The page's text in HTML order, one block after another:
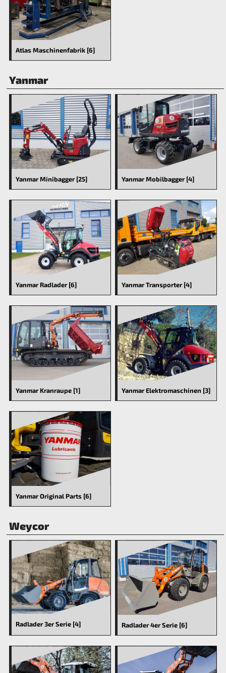
Atlas Maschinenfabrik [6]
Yanmar
Yanmar Minibagger [25] Yanmar Mobilbagger [4]
Yanmar Radlader [6] Yanmar Transporter [4]
Yanmar Kranraupe [1] Yanmar Elektromaschinen [3]
Yanmar Original Parts [6]
Weycor
Radlader 3er Serie [4] Radlader 4er Serie [6]